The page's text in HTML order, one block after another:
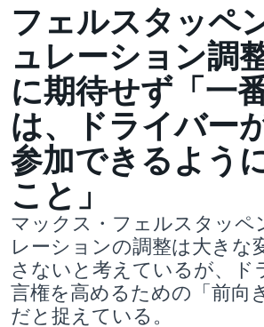
フェルスタッペ
ュレーション調
に期待せず「一
は、ドライバー
参加できるよう
こと」
マックス・フェルスタッペ
レーションの調整は大きな
さないと考えているが、ド
言権を高めるための「前向
だと捉えている。